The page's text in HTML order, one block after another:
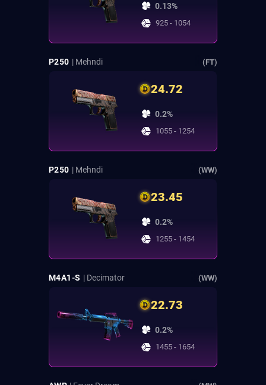
0.13%
925 - 1054
P250 | Mehndi (FT)
24.72
0.2%
1055 - 1254
P250 | Mehndi (WW)
23.45
0.2%
1255 - 1454
M4A1-S | Decimator (WW)
22.73
0.2%
1455 - 1654